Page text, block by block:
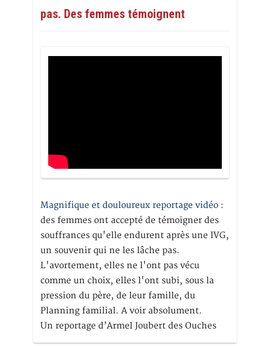
pas. Des femmes témoignent
Magnifique et douloureux reportage vidéo :
des femmes ont accepté de témoigner des
souffrances qu'elle endurent après une IVG,
un souvenir qui ne les lâche pas.
L'avortement, elles ne l'ont pas vécu
comme un choix, elles l'ont subi, sous la
pression du père, de leur famille, du
Planning familial. A voir absolument.
Un reportage d’Armel Joubert des Ouches